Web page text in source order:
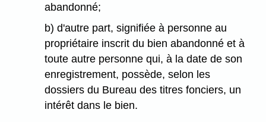
abandonné;
b) d'autre part, signifiée à personne au
propriétaire inscrit du bien abandonné et à
toute autre personne qui, à la date de son
enregistrement, possède, selon les
dossiers du Bureau des titres fonciers, un
intérêt dans le bien.